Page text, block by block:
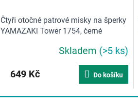
Čtyři otočné patrové misky na šperky
YAMAZAKI Tower 1754, černé
Skladem (>5 ks)
649 Kč
Do košíku